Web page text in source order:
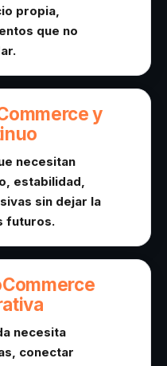
propia,
que no
y
necesitan
estabilidad,
sin dejar la
futuros.
necesita
conectar